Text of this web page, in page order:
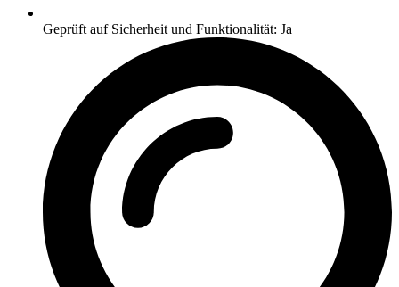
Geprüft auf Sicherheit und Funktionalität: Ja